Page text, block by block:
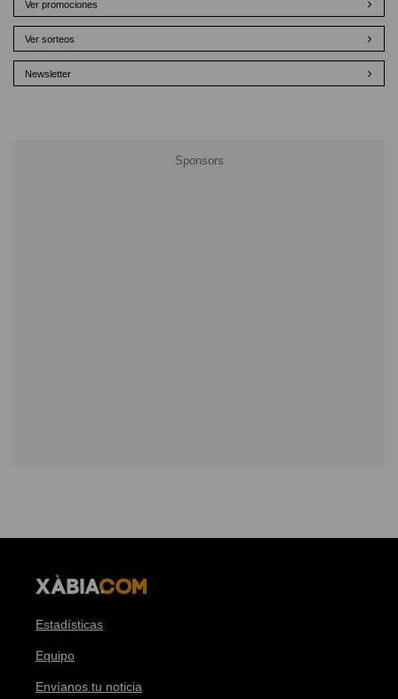
Ver promociones
Ver sorteos
Newsletter
Estadísticas
Equipo
Envíanos tu noticia